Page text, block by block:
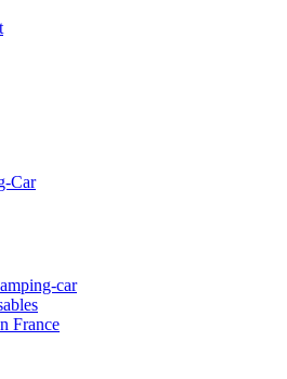
Car
car
France